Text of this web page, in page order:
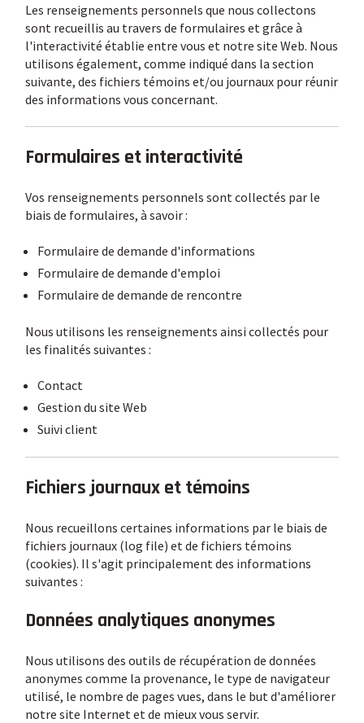
Les renseignements personnels que nous collectons
sont recueillis au travers de formulaires et grâce à
l'interactivité établie entre vous et notre site Web. Nous
utilisons également, comme indiqué dans la section
suivante, des fichiers témoins et/ou journaux pour réunir
des informations vous concernant.
Formulaires et interactivité
Vos renseignements personnels sont collectés par le
biais de formulaires, à savoir :
Formulaire de demande d'informations
Formulaire de demande d'emploi
Formulaire de demande de rencontre
Nous utilisons les renseignements ainsi collectés pour
les finalités suivantes :
Contact
Gestion du site Web
Suivi client
Fichiers journaux et témoins
Nous recueillons certaines informations par le biais de
fichiers journaux (log file) et de fichiers témoins
(cookies). Il s'agit principalement des informations
suivantes :
Données analytiques anonymes
Nous utilisons des outils de récupération de données
anonymes comme la provenance, le type de navigateur
utilisé, le nombre de pages vues, dans le but d'améliorer
notre site Internet et de mieux vous servir.